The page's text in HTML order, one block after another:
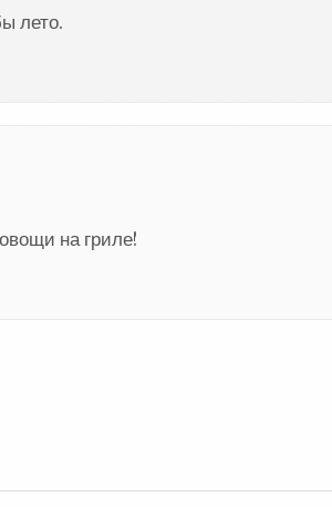
лето.
на гриле!